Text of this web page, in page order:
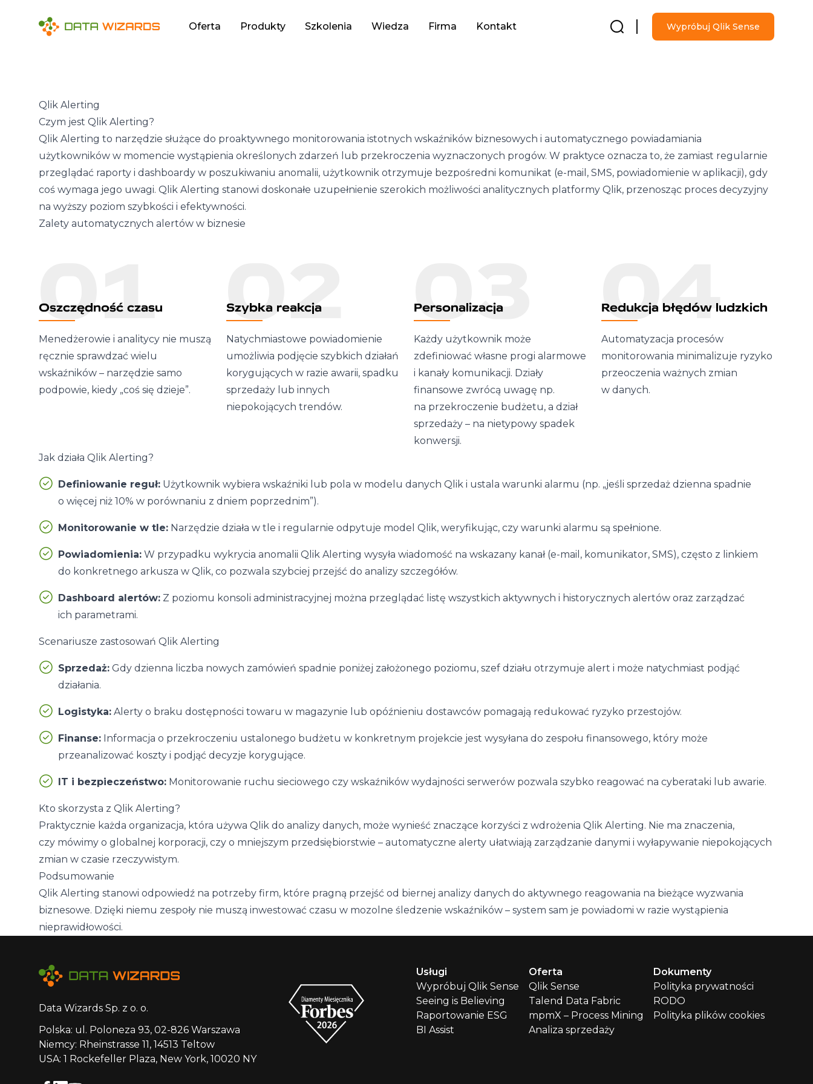
Oferta Produkty Szkolenia Wiedza Firma Kontakt Wypróbuj Qlik Sense
Qlik Alerting
Czym jest Qlik Alerting?
Qlik Alerting to narzędzie służące do proaktywnego monitorowania istotnych wskaźników biznesowych i automatycznego powiadamiania
użytkowników w momencie wystąpienia określonych zdarzeń lub przekroczenia wyznaczonych progów. W praktyce oznacza to, że zamiast regularnie
przeglądać raporty i dashboardy w poszukiwaniu anomalii, użytkownik otrzymuje bezpośredni komunikat (e-mail, SMS, powiadomienie w aplikacji), gdy
coś wymaga jego uwagi. Qlik Alerting stanowi doskonałe uzupełnienie szerokich możliwości analitycznych platformy Qlik, przenosząc proces decyzyjny
na wyższy poziom szybkości i efektywności.
Zalety automatycznych alertów w biznesie
01
Oszczędność czasu
Menedżerowie i analitycy nie muszą
ręcznie sprawdzać wielu
wskaźników – narzędzie samo
podpowie, kiedy „coś się dzieje”.
02
Szybka reakcja
Natychmiastowe powiadomienie
umożliwia podjęcie szybkich działań
korygujących w razie awarii, spadku
sprzedaży lub innych
niepokojących trendów.
03
Personalizacja
Każdy użytkownik może
zdefiniować własne progi alarmowe
i kanały komunikacji. Działy
finansowe zwrócą uwagę np.
na przekroczenie budżetu, a dział
sprzedaży – na nietypowy spadek
konwersji.
04
Redukcja błędów ludzkich
Automatyzacja procesów
monitorowania minimalizuje ryzyko
przeoczenia ważnych zmian
w danych.
Jak działa Qlik Alerting?
Definiowanie reguł: Użytkownik wybiera wskaźniki lub pola w modelu danych Qlik i ustala warunki alarmu (np. „jeśli sprzedaż dzienna spadnie
o więcej niż 10% w porównaniu z dniem poprzednim”).
Monitorowanie w tle: Narzędzie działa w tle i regularnie odpytuje model Qlik, weryfikując, czy warunki alarmu są spełnione.
Powiadomienia: W przypadku wykrycia anomalii Qlik Alerting wysyła wiadomość na wskazany kanał (e-mail, komunikator, SMS), często z linkiem
do konkretnego arkusza w Qlik, co pozwala szybciej przejść do analizy szczegółów.
Dashboard alertów: Z poziomu konsoli administracyjnej można przeglądać listę wszystkich aktywnych i historycznych alertów oraz zarządzać
ich parametrami.
Scenariusze zastosowań Qlik Alerting
Sprzedaż: Gdy dzienna liczba nowych zamówień spadnie poniżej założonego poziomu, szef działu otrzymuje alert i może natychmiast podjąć
działania.
Logistyka: Alerty o braku dostępności towaru w magazynie lub opóźnieniu dostawców pomagają redukować ryzyko przestojów.
Finanse: Informacja o przekroczeniu ustalonego budżetu w konkretnym projekcie jest wysyłana do zespołu finansowego, który może
przeanalizować koszty i podjąć decyzje korygujące.
IT i bezpieczeństwo: Monitorowanie ruchu sieciowego czy wskaźników wydajności serwerów pozwala szybko reagować na cyberataki lub awarie.
Kto skorzysta z Qlik Alerting?
Praktycznie każda organizacja, która używa Qlik do analizy danych, może wynieść znaczące korzyści z wdrożenia Qlik Alerting. Nie ma znaczenia,
czy mówimy o globalnej korporacji, czy o mniejszym przedsiębiorstwie – automatyczne alerty ułatwiają zarządzanie danymi i wyłapywanie niepokojących
zmian w czasie rzeczywistym.
Podsumowanie
Qlik Alerting stanowi odpowiedź na potrzeby firm, które pragną przejść od biernej analizy danych do aktywnego reagowania na bieżące wyzwania
biznesowe. Dzięki niemu zespoły nie muszą inwestować czasu w mozolne śledzenie wskaźników – system sam je powiadomi w razie wystąpienia
nieprawidłowości.
Data Wizards Sp. z o. o.
Polska: ul. Poloneza 93, 02-826 Warszawa
Niemcy: Rheinstrasse 11, 14513 Teltow
USA: 1 Rockefeller Plaza, New York, 10020 NY
Usługi
Wypróbuj Qlik Sense
Seeing is Believing
Raportowanie ESG
BI Assist
Oferta
Qlik Sense
Talend Data Fabric
mpmX – Process Mining
Analiza sprzedaży
Dokumenty
Polityka prywatności
RODO
Polityka plików cookies